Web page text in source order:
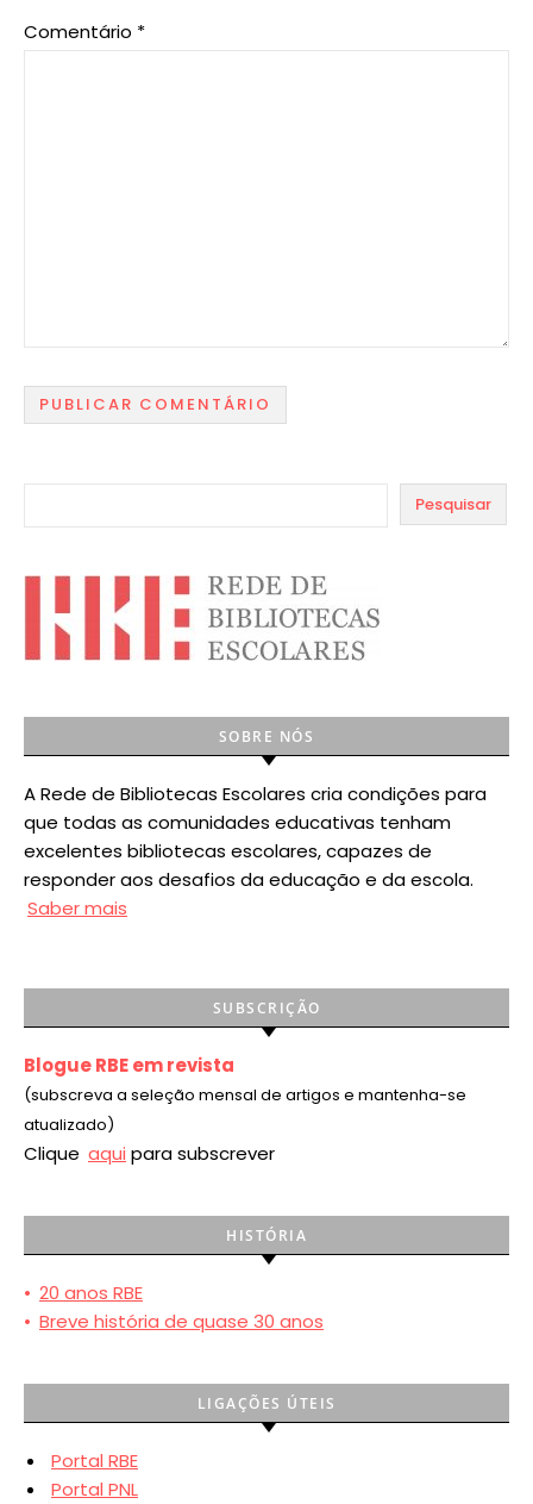
Comentário *
Pesquisar
SOBRE NÓS
A Rede de Bibliotecas Escolares cria condições para
que todas as comunidades educativas tenham
excelentes bibliotecas escolares, capazes de
responder aos desafios da educação e da escola.
Saber mais
SUBSCRIÇÃO
Blogue RBE em revista
(subscreva a seleção mensal de artigos e mantenha-se
atualizado)
Clique aqui para subscrever
HISTÓRIA
• 20 anos RBE
• Breve história de quase 30 anos
LIGAÇÕES ÚTEIS
Portal RBE
Portal PNL